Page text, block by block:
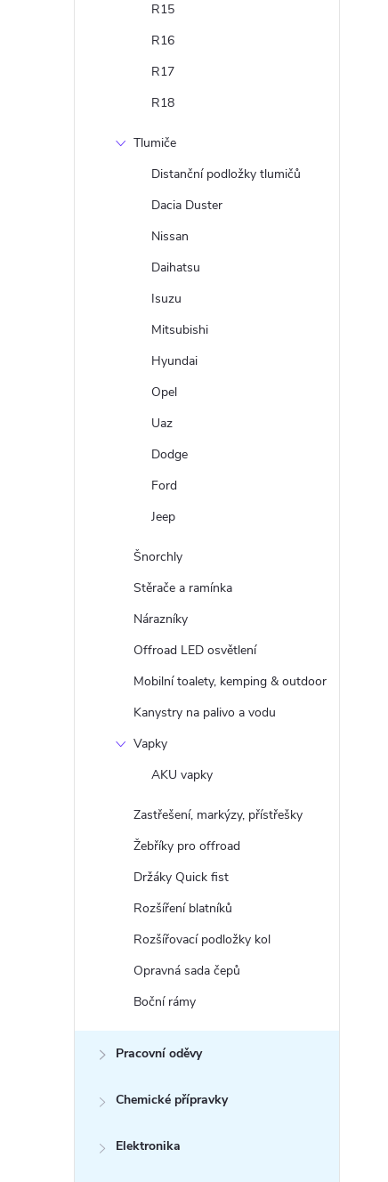
R15
R16
R17
R18
Tlumiče
Distanční podložky tlumičů
Dacia Duster
Nissan
Daihatsu
Isuzu
Mitsubishi
Hyundai
Opel
Uaz
Dodge
Ford
Jeep
Šnorchly
Stěrače a ramínka
Nárazníky
Offroad LED osvětlení
Mobilní toalety, kemping & outdoor
Kanystry na palivo a vodu
Vapky
AKU vapky
Zastřešení, markýzy, přístřešky
Žebříky pro offroad
Držáky Quick fist
Rozšíření blatníků
Rozšířovací podložky kol
Opravná sada čepů
Boční rámy
Pracovní oděvy
Chemické přípravky
Elektronika